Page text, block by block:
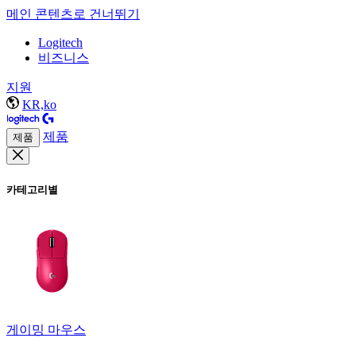
메인 콘텐츠로 건너뛰기
Logitech
비즈니스
지원
KR,ko
제품 제품
카테고리별
게이밍 마우스